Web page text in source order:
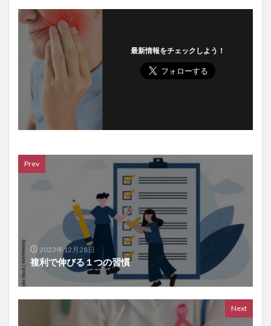
最新情報をチェックしよう！
Prev
2023年12月28日
複利で伸びる１つの習慣
Next